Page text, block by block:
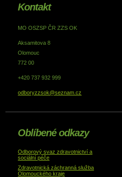
Kontakt
MO OSZSP ČR ZZS OK
Aksamitova 8
Olomouc
772 00
+420 737 932 999
odboryzzsok@seznam.cz
Oblíbené odkazy
Odborový svaz zdravotnictví a
sociální péče
Zdravotnická záchranná služba
Olomouckého kraje